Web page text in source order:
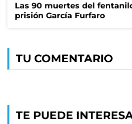
Las 90 muertes del
prisión García Furfaro
TU COMENTARIO
TE PUEDE